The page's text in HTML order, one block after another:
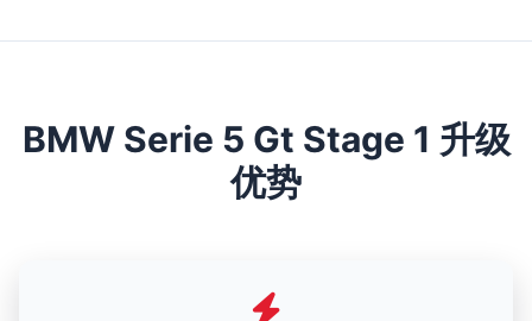
BMW Serie 5 Gt Stage 1 升级
优势